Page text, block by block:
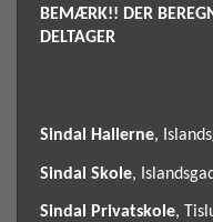
BEMÆRK!! DER
DELTAGER
Sindal Hallerne,
Sindal Skole,
Sindal Privatskole,